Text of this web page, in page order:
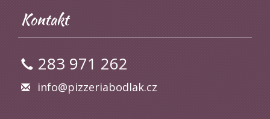
Kontakt
283 971 262
info@pizzeriabodlak.cz